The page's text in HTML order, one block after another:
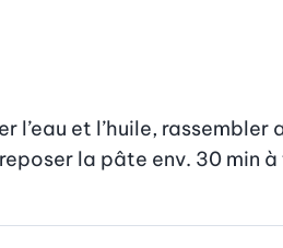
l’eau et l’huile,
la pâte env. 30 min